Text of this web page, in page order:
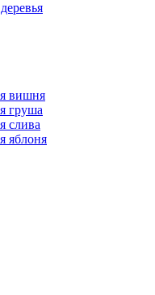
вишня
груша
слива
яблоня